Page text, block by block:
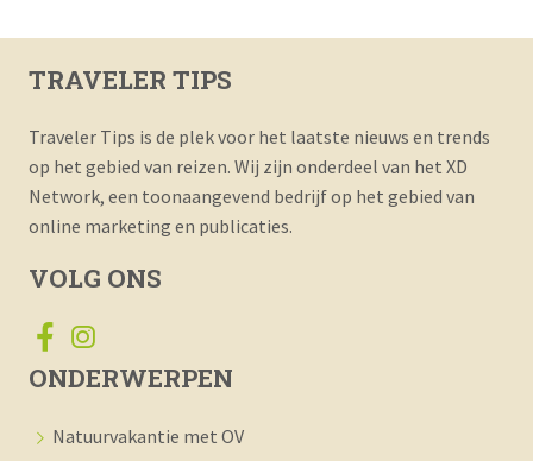
TRAVELER TIPS
Traveler Tips is de plek voor het laatste nieuws en trends
op het gebied van reizen. Wij zijn onderdeel van het XD
Network, een toonaangevend bedrijf op het gebied van
online marketing en publicaties.
VOLG ONS
ONDERWERPEN
Natuurvakantie met OV